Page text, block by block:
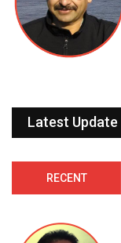
Latest Update
RECENT